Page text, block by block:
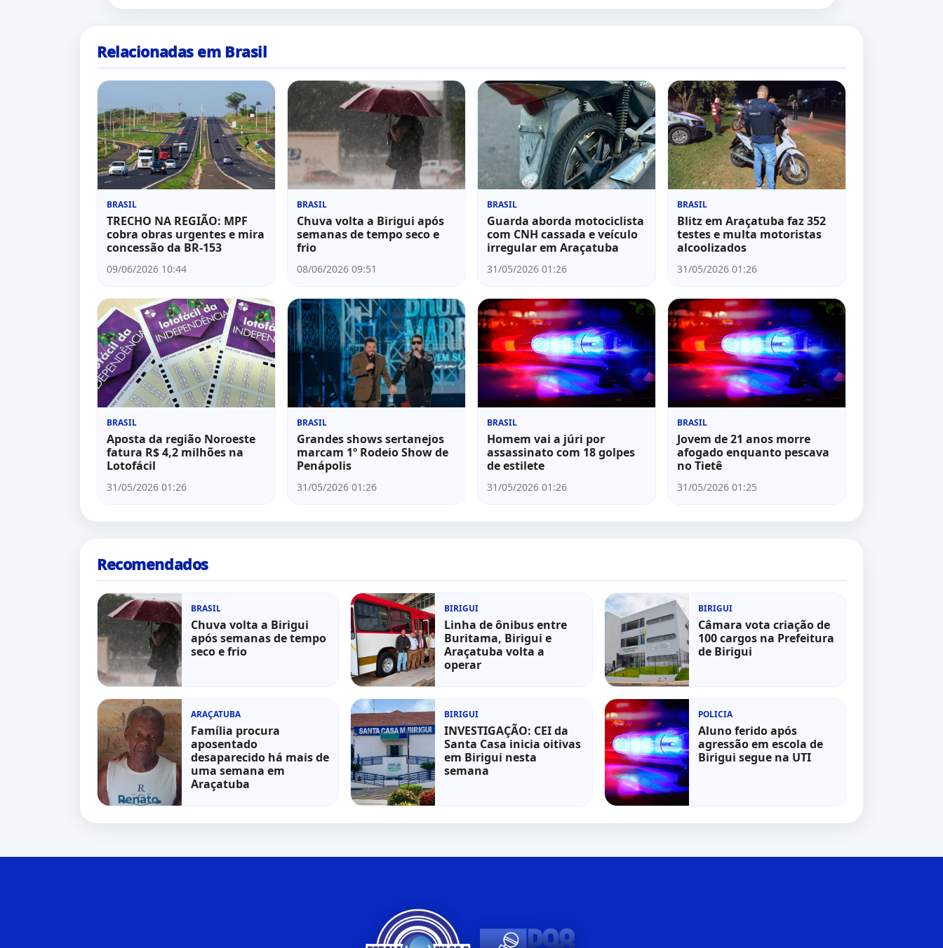
Relacionadas em Brasil
BRASIL
TRECHO NA REGIÃO: MPF
cobra obras urgentes e mira
concessão da BR-153
09/06/2026 10:44
BRASIL
Chuva volta a Birigui após
semanas de tempo seco e
frio
08/06/2026 09:51
BRASIL
Guarda aborda motociclista
com CNH cassada e veículo
irregular em Araçatuba
31/05/2026 01:26
BRASIL
Blitz em Araçatuba faz 352
testes e multa motoristas
alcoolizados
31/05/2026 01:26
BRASIL
Aposta da região Noroeste
fatura R$ 4,2 milhões na
Lotofácil
31/05/2026 01:26
BRASIL
Grandes shows sertanejos
marcam 1º Rodeio Show de
Penápolis
31/05/2026 01:26
BRASIL
Homem vai a júri por
assassinato com 18 golpes
de estilete
31/05/2026 01:26
BRASIL
Jovem de 21 anos morre
afogado enquanto pescava
no Tietê
31/05/2026 01:25
Recomendados
BRASIL
Chuva volta a Birigui
após semanas de tempo
seco e frio
BIRIGUI
Linha de ônibus entre
Buritama, Birigui e
Araçatuba volta a
operar
BIRIGUI
Câmara vota criação de
100 cargos na Prefeitura
de Birigui
ARAÇATUBA
Família procura
aposentado
desaparecido há mais de
uma semana em
Araçatuba
BIRIGUI
INVESTIGAÇÃO: CEI da
Santa Casa inicia oitivas
em Birigui nesta
semana
POLICIA
Aluno ferido após
agressão em escola de
Birigui segue na UTI